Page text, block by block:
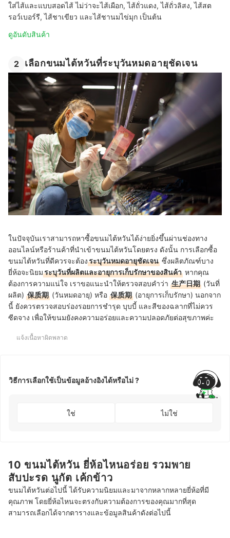
ใส่ไส้และแบบสอดไส้ ไม่ว่าจะไส้เผือก, ไส้ถั่วแดง, ไส้ถั่วลิสง, ไส้สต
รอว์เบอร์รี, ไส้ชาเขียว และไส้ชานมไข่มุก เป็นต้น
ดูอันดับสินค้า
2 เลือกขนมไต้หวันที่ระบุวันหมดอายุชัดเจน
ในปัจจุบันเราสามารถหาซื้อขนมไต้หวันได้ง่ายยิ่งขึ้นผ่านช่องทาง
ออนไลน์หรือร้านค้าที่นำเข้าขนมไต้หวันโดยตรง ดังนั้น การเลือกซื้อ
ขนมไต้หวันที่ดีควรจะต้องระบุวันหมดอายุชัดเจน ซึ่งผลิตภัณฑ์บาง
ยี่ห้อจะนิยมระบุวันที่ผลิตและอายุการเก็บรักษาของสินค้า หากคุณ
ต้องการความแน่ใจ เราขอแนะนำให้ตรวจสอบคำว่า 生产日期 (วันที่
ผลิต) 保质期 (วันหมดอายุ) หรือ 保质期 (อายุการเก็บรักษา) นอกจาก
นี้ ยังควรตรวจสอบร่องรอยการชำรุด บุบบี้ และสีของฉลากที่ไม่ควร
ซีดจาง เพื่อให้ขนมยังคงความอร่อยและความปลอดภัยต่อสุขภาพค่ะ
แจ้งเนื้อหาผิดพลาด
วิธีการเลือกใช้เป็นข้อมูลอ้างอิงได้หรือไม่ ?
ใช่ ไม่ใช่
10 ขนมไต้หวัน ยี่ห้อไหนอร่อย รวมพาย
สับปะรด นูกัต เค้กข้าว
ขนมไต้หวันต่อไปนี้ ได้รับความนิยมและมาจากหลากหลายยี่ห้อที่มี
คุณภาพ โดยยี่ห้อไหนจะตรงกับความต้องการของคุณมากที่สุด
สามารถเลือกได้จากตารางและข้อมูลสินค้าดังต่อไปนี้